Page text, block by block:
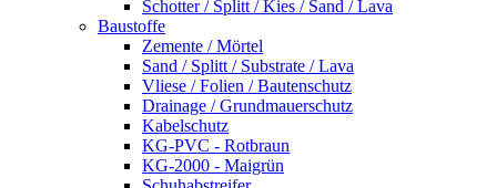
Schotter / Splitt / Kies / Sand / Lava
Baustoffe
Zemente / Mörtel
Sand / Splitt / Substrate / Lava
Vliese / Folien / Bautenschutz
Drainage / Grundmauerschutz
Kabelschutz
KG-PVC - Rotbraun
KG-2000 - Maigrün